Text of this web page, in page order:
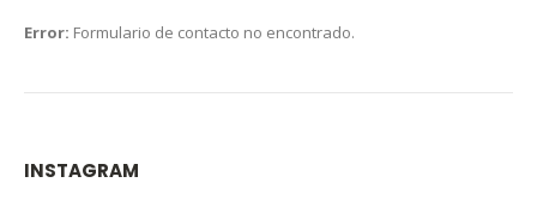
Error: Formulario de contacto no encontrado.
INSTAGRAM